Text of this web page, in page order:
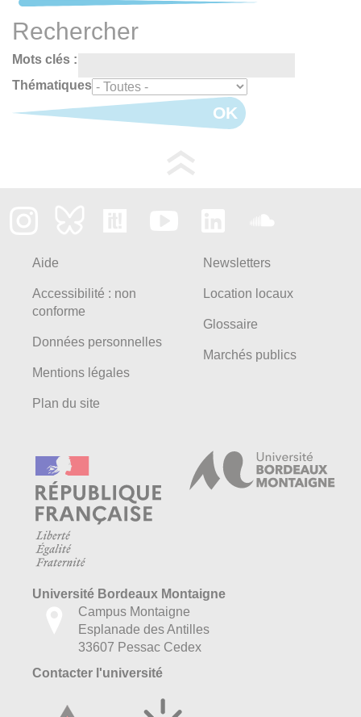
Rechercher
Mots clés :
Thématiques
OK
Aide
Accessibilité : non
conforme
Données personnelles
Mentions légales
Plan du site
Newsletters
Location locaux
Glossaire
Marchés publics
Université Bordeaux Montaigne
Campus Montaigne
Esplanade des Antilles
33607 Pessac Cedex
Contacter l'université